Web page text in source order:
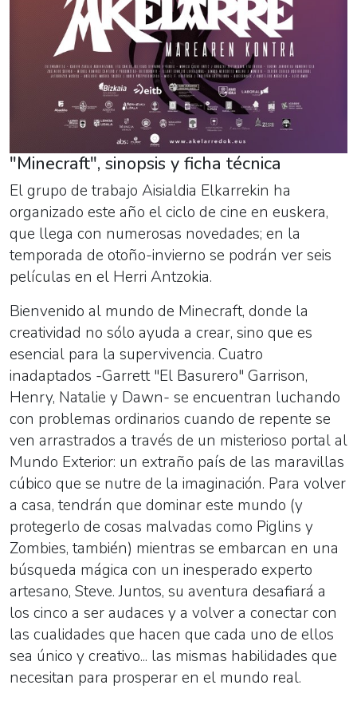
"Minecraft", sinopsis y ficha técnica
El grupo de trabajo Aisialdia Elkarrekin ha
organizado este año el ciclo de cine en euskera,
que llega con numerosas novedades; en la
temporada de otoño-invierno se podrán ver seis
películas en el Herri Antzokia.
Bienvenido al mundo de Minecraft, donde la
creatividad no sólo ayuda a crear, sino que es
esencial para la supervivencia. Cuatro
inadaptados -Garrett "El Basurero" Garrison,
Henry, Natalie y Dawn- se encuentran luchando
con problemas ordinarios cuando de repente se
ven arrastrados a través de un misterioso portal al
Mundo Exterior: un extraño país de las maravillas
cúbico que se nutre de la imaginación. Para volver
a casa, tendrán que dominar este mundo (y
protegerlo de cosas malvadas como Piglins y
Zombies, también) mientras se embarcan en una
búsqueda mágica con un inesperado experto
artesano, Steve. Juntos, su aventura desafiará a
los cinco a ser audaces y a volver a conectar con
las cualidades que hacen que cada uno de ellos
sea único y creativo... las mismas habilidades que
necesitan para prosperar en el mundo real.